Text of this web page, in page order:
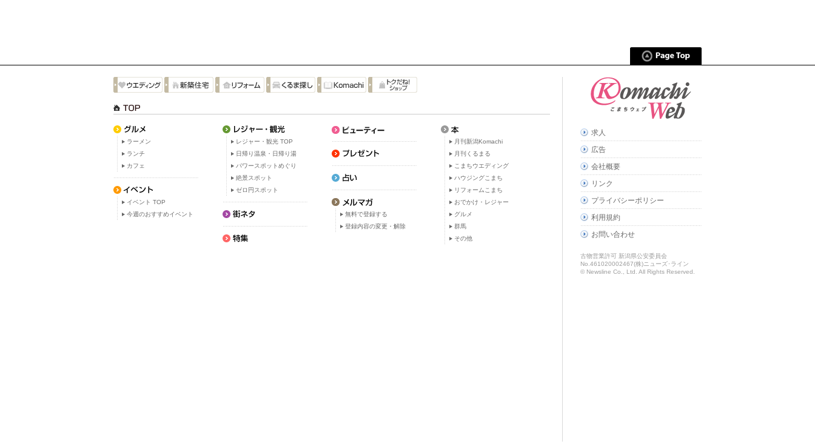
ラーメン
ランチ
カフェ
イベント TOP
今週のおすすめイベント
レジャー・観光 TOP
日帰り温泉・日帰り湯
パワースポットめぐり
絶景スポット
ゼロ円スポット
無料で登録する
登録内容の変更・解除
月刊新潟Komachi
月刊くるまる
こまちウエディング
ハウジングこまち
リフォームこまち
おでかけ・レジャー
グルメ
群馬
その他
求人
広告
会社概要
リンク
プライバシーポリシー
利用規約
お問い合わせ
古物営業許可 新潟県公安委員会
No.461020002467(株)ニューズ･ライン
© Newsline Co., Ltd. All Rights Reserved.